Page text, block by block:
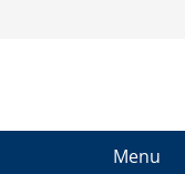
Menu